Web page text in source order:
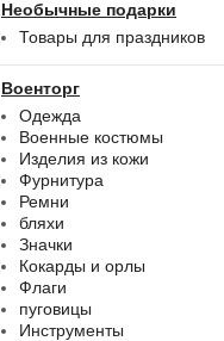
Необычные подарки
Товары для праздников
Военторг
Одежда
Военные костюмы
Изделия из кожи
Фурнитура
Ремни
бляхи
Значки
Кокарды и орлы
Флаги
пуговицы
Инструменты